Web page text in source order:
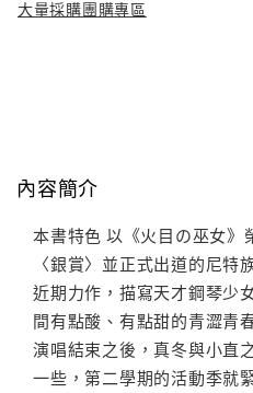
大量採購團購專區
內容簡介
本書特色 以《火目の巫女》
〈銀賞〉並正式出道的尼
近期力作，描寫天才鋼琴少
間有點酸、有點甜的青澀青
演唱結束之後，真冬與小直
一些，第二學期的活動季就